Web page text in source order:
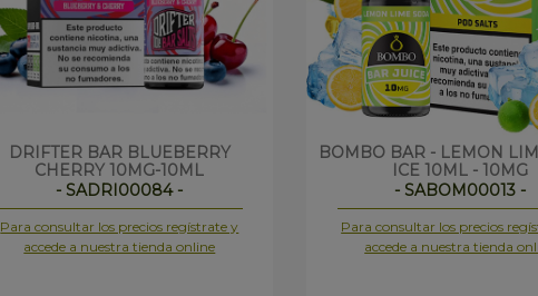
DRIFTER BAR BLUEBERRY
CHERRY 10MG-10ML
- SADRI00084 -
Para consultar los precios regístrate y
accede a nuestra tienda online
BOMBO BAR - LEMON
ICE 10ML - 10MG
- SABOM00013 -
Para consultar los precios
accede a nuestra tienda